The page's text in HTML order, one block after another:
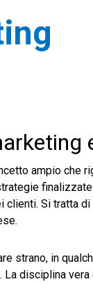
ampio che
Si tratta di
strano, in
La disciplina